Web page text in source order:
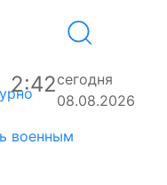
2:42сегодня
08.08.2026
военным